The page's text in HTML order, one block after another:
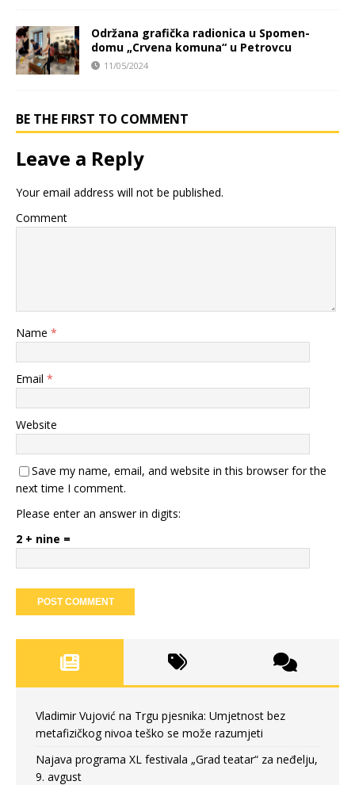
Održana grafička radionica u Spomen-
domu „Crvena komuna“ u Petrovcu
11/05/2024
BE THE FIRST TO COMMENT
Leave a Reply
Your email address will not be published.
Comment
Name *
Email *
Website
Save my name, email, and website in this browser for the
next time I comment.
Please enter an answer in digits:
2 + nine =
Vladimir Vujović na Trgu pjesnika: Umjetnost bez
metafizičkog nivoa teško se može razumjeti
Najava programa XL festivala „Grad teatar“ za neđelju,
9. avgust